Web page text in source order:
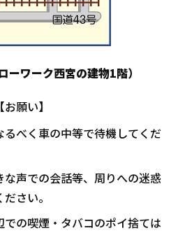
ワーク西宮の建物1階）
【お願い】
べく車の中等で待機してくだ
声での会話等、周りへの迷惑
さい。
の喫煙・タバコのポイ捨ては